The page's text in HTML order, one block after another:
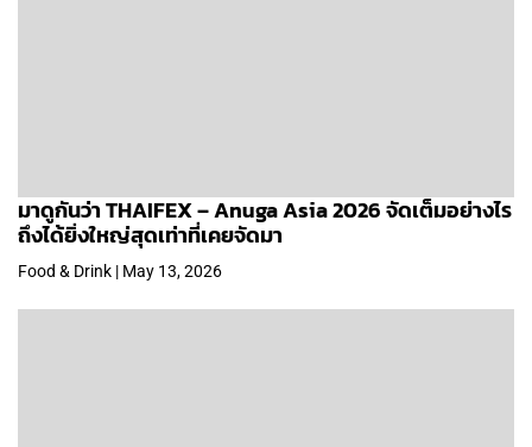
มาดูกันว่า THAIFEX – Anuga Asia 2026 จัดเต็มอย่างไร
ถึงได้ยิ่งใหญ่สุดเท่าที่เคยจัดมา
Food & Drink | May 13, 2026